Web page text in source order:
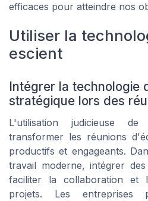
efficaces pour atteindre nos
Utiliser la
escient
Intégrer la technologie
stratégique lors des
L'utilisation judicieuse
transformer les réunions
productifs et engageants.
travail moderne, intégrer
faciliter la collaboration et
projets. Les entreprises